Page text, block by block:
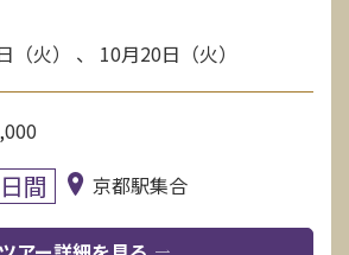
（火） 、 10月20日（火）
間 京都駅集合